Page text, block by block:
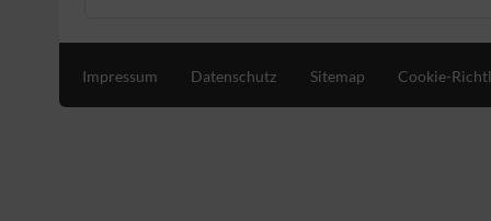
Impressum Datenschutz Sitemap Cookie-